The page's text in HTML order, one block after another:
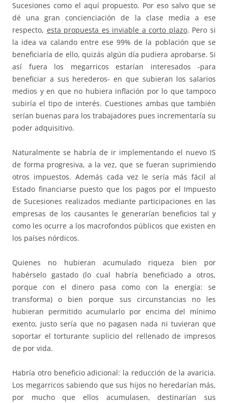
Sucesiones como el aquí propuesto. Por eso salvo que se
dé una gran concienciación de la clase media a ese
respecto, esta propuesta es inviable a corto plazo. Pero si
la idea va calando entre ese 99% de la población que se
beneficiaría de ello, quizás algún día pudiera aprobarse. Si
así fuera los megarricos estarían interesados -para
beneficiar a sus herederos- en que subieran los salarios
medios y en que no hubiera inflación por lo que tampoco
subiría el tipo de interés. Cuestiones ambas que también
serían buenas para los trabajadores pues incrementaría su
poder adquisitivo.
Naturalmente se habría de ir implementando el nuevo IS
de forma progresiva, a la vez, que se fueran suprimiendo
otros impuestos. Además cada vez le sería más fácil al
Estado financiarse puesto que los pagos por el Impuesto
de Sucesiones realizados mediante participaciones en las
empresas de los causantes le generarían beneficios tal y
como les ocurre a los macrofondos públicos que existen en
los países nórdicos.
Quienes no hubieran acumulado riqueza bien por
habérselo gastado (lo cual habría beneficiado a otros,
porque con el dinero pasa como con la energía: se
transforma) o bien porque sus circunstancias no les
hubieran permitido acumularlo por encima del mínimo
exento, justo sería que no pagasen nada ni tuvieran que
soportar el torturante suplicio del rellenado de impresos
de por vida.
Habría otro beneficio adicional: la reducción de la avaricia.
Los megarricos sabiendo que sus hijos no heredarían más,
por mucho que ellos acumulasen, destinarían sus